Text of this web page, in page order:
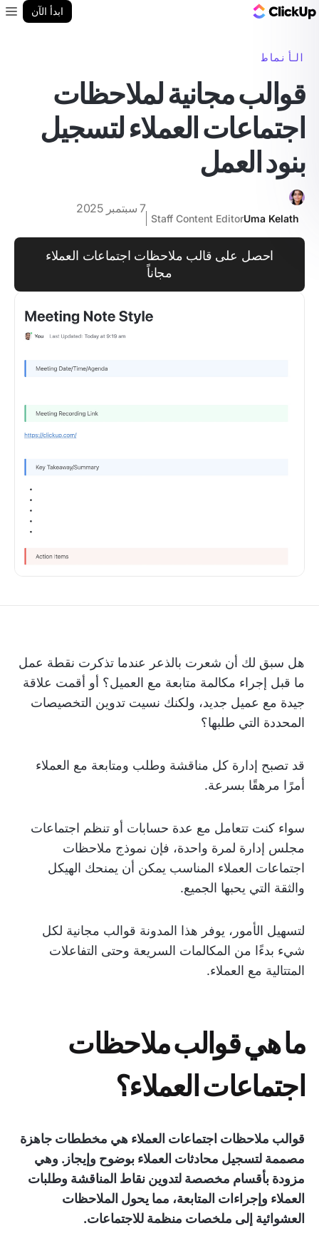
ابدأ الآن
الأنماط
قوالب مجانية لملاحظات
اجتماعات العملاء لتسجيل
بنود العمل
Uma Kelath
Staff Content Editor
7 سبتمبر 2025
احصل على قالب ملاحظات اجتماعات العملاء
مجاناً
هل سبق لك أن شعرت بالذعر عندما تذكرت نقطة عمل
ما قبل إجراء مكالمة متابعة مع العميل؟ أو أقمت علاقة
جيدة مع عميل جديد، ولكنك نسيت تدوين التخصيصات
المحددة التي طلبها؟
قد تصبح إدارة كل مناقشة وطلب ومتابعة مع العملاء
أمرًا مرهقًا بسرعة.
سواء كنت تتعامل مع عدة حسابات أو تنظم اجتماعات
مجلس إدارة لمرة واحدة، فإن نموذج ملاحظات
اجتماعات العملاء المناسب يمكن أن يمنحك الهيكل
والثقة التي يحبها الجميع.
لتسهيل الأمور، يوفر هذا المدونة قوالب مجانية لكل
شيء بدءًا من المكالمات السريعة وحتى التفاعلات
المتتالية مع العملاء.
ما هي قوالب ملاحظات
اجتماعات العملاء؟
قوالب ملاحظات اجتماعات العملاء هي مخططات جاهزة
مصممة لتسجيل محادثات العملاء بوضوح وإيجاز. وهي
مزودة بأقسام مخصصة لتدوين نقاط المناقشة وطلبات
العملاء وإجراءات المتابعة، مما يحول الملاحظات
العشوائية إلى ملخصات منظمة للاجتماعات.